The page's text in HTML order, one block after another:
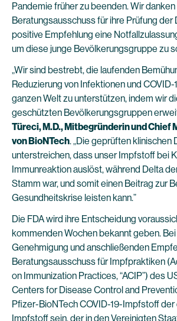
Pandemie früher zu beenden. Wir
Beratungsausschuss für ihre Prüfung der
positive Empfehlung eine
um diese junge Bevölkerungsgruppe zu
„Wir sind bestrebt, die laufenden
Reduzierung von Infektionen und COVID-
ganzen Welt zu unterstützen, indem wir
geschützten Bevölkerungsgruppen
Türeci, M.D., Mitbegründerin und Chief
von BioNTech. „Die geprüften klinischen
unterstreichen, dass unser Impfstoff bei
Immunreaktion auslöst, während Delta
Stamm war, und somit einen Beitrag zur
Gesundheitskrise leisten kann.”
Die FDA wird ihre Entscheidung
kommenden Wochen bekannt geben.
Genehmigung und anschließenden
Beratungsausschuss für Impfpraktiken
on Immunization Practices, “ACIP”) des
Centers for Disease Control and
Pfizer-BioNTech COVID-19-Impfstoff der
Impfstoff sein, der in den Vereinigten